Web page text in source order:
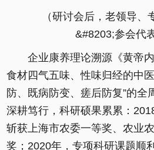
（研讨会后，老领导、
&#8203;参会代
企业康养理论溯源《黄帝
食材四气五味、性味归经的中
防、既病防变、瘥后防复”的全
深耕笃行，科研硕果累累：
斩获上海市农委一等奖、农业
奖；2020年，专项科研课题顺